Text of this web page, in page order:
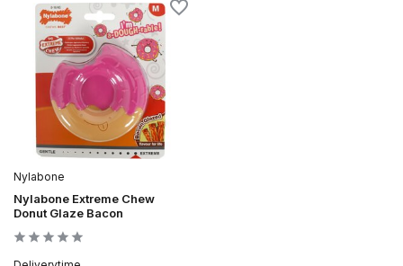
Nylabone
Nylabone Extreme Chew
Donut Glaze Bacon